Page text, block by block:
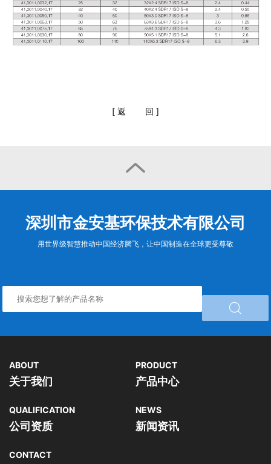
[ 返 回 ]

深圳市金安基环保技术有限公司
用世界级智慧推动中国经济腾飞，让中国制造在全球更受尊敬

ABOUT
关于我们
PRODUCT
产品中心
QUALIFICATION
公司资质
NEWS
新闻资讯
CONTACT